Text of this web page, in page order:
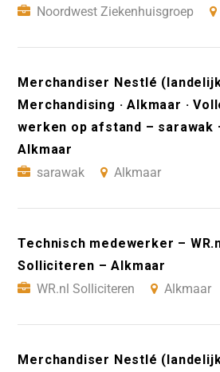
Noordwest Ziekenhuisgroep
Merchandiser Nestlé
Merchandising · Alkmaar ·
werken op afstand – sarawak
Alkmaar
sarawak
Alkmaar
Technisch medewerker –
Solliciteren – Alkmaar
WR.nl Solliciteren
Alkmaar
Merchandiser Nestlé